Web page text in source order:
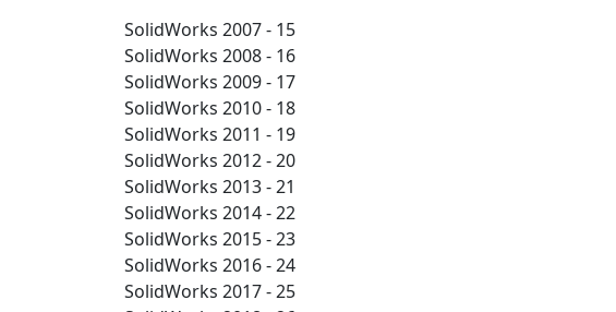
SolidWorks 2007 - 15
SolidWorks 2008 - 16
SolidWorks 2009 - 17
SolidWorks 2010 - 18
SolidWorks 2011 - 19
SolidWorks 2012 - 20
SolidWorks 2013 - 21
SolidWorks 2014 - 22
SolidWorks 2015 - 23
SolidWorks 2016 - 24
SolidWorks 2017 - 25